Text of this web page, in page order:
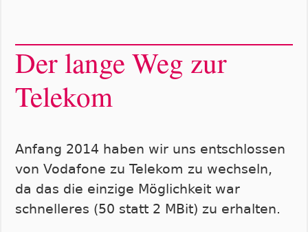
Der lange Weg zur
Telekom
Anfang 2014 haben wir uns entschlossen
von Vodafone zu Telekom zu wechseln,
da das die einzige Möglichkeit war
schnelleres (50 statt 2 MBit) zu erhalten.